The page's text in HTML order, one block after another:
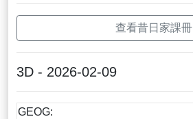
查看昔日家課冊
3D - 2026-02-09
GEOG: